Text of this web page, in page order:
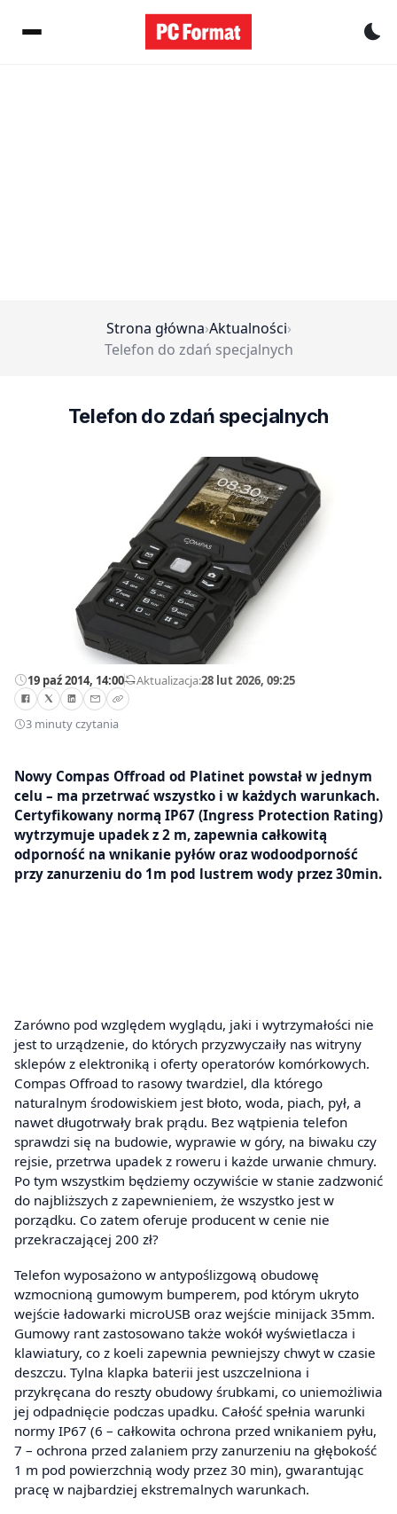
Strona główna›Aktualności›
Telefon do zdań specjalnych
Telefon do zdań specjalnych
19 paź 2014, 14:00—Aktualizacja:28 lut 2026, 09:25
3 minuty czytania
Nowy Compas Offroad od Platinet powstał w jednym
celu – ma przetrwać wszystko i w każdych warunkach.
Certyfikowany normą IP67 (Ingress Protection Rating)
wytrzymuje upadek z 2 m, zapewnia całkowitą
odporność na wnikanie pyłów oraz wodoodporność
przy zanurzeniu do 1m pod lustrem wody przez 30min.
Zarówno pod względem wyglądu, jaki i wytrzymałości nie
jest to urządzenie, do których przyzwyczaiły nas witryny
sklepów z elektroniką i oferty operatorów komórkowych.
Compas Offroad to rasowy twardziel, dla którego
naturalnym środowiskiem jest błoto, woda, piach, pył, a
nawet długotrwały brak prądu. Bez wątpienia telefon
sprawdzi się na budowie, wyprawie w góry, na biwaku czy
rejsie, przetrwa upadek z roweru i każde urwanie chmury.
Po tym wszystkim będziemy oczywiście w stanie zadzwonić
do najbliższych z zapewnieniem, że wszystko jest w
porządku. Co zatem oferuje producent w cenie nie
przekraczającej 200 zł?
Telefon wyposażono w antypoślizgową obudowę
wzmocnioną gumowym bumperem, pod którym ukryto
wejście ładowarki microUSB oraz wejście minijack 35mm.
Gumowy rant zastosowano także wokół wyświetlacza i
klawiatury, co z koeli zapewnia pewniejszy chwyt w czasie
deszczu. Tylna klapka baterii jest uszczelniona i
przykręcana do reszty obudowy śrubkami, co uniemożliwia
jej odpadnięcie podczas upadku. Całość spełnia warunki
normy IP67 (6 – całkowita ochrona przed wnikaniem pyłu,
7 – ochrona przed zalaniem przy zanurzeniu na głębokość
1 m pod powierzchnią wody przez 30 min), gwarantując
pracę w najbardziej ekstremalnych warunkach.